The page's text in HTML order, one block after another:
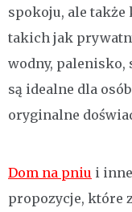
spokoju, ale
takich jak
wodny, palenisko,
są idealne dla
oryginalne
Dom na pniu i
propozycje, które